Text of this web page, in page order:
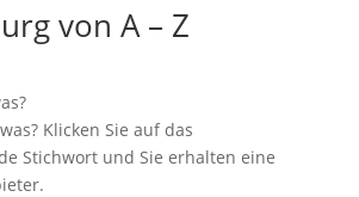
von A – Z
Klicken Sie auf das
Stichwort und Sie erhalten eine